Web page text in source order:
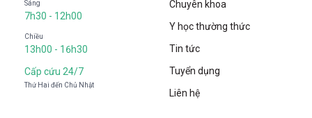
Sáng
7h30 - 12h00
Chiều
13h00 - 16h30
Cấp cứu 24/7
Thứ Hai đến Chủ Nhật
Chuyên khoa
Y học thường thức
Tin tức
Tuyển dụng
Liên hệ